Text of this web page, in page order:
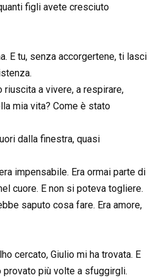
figli avete cresciuto
E tu, senza accorgertene, ti lasci
riuscita a vivere, a respirare,
mia vita? Come è stato
dalla finestra, quasi
impensabile. Era ormai parte di
cuore. E non si poteva togliere.
saputo cosa fare. Era amore,
cercato, Giulio mi ha trovata. E
provato più volte a sfuggirgli.